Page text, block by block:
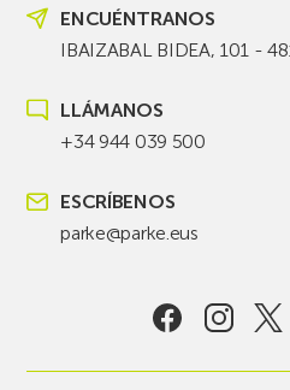
ENCUÉNTRANOS
IBAIZABAL BIDEA, 101 -
LLÁMANOS
+34 944 039 500
ESCRÍBENOS
parke@parke.eus